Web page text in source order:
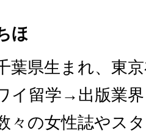
ほ
葉県生まれ、東
イ留学→出版業
々の女性誌やス